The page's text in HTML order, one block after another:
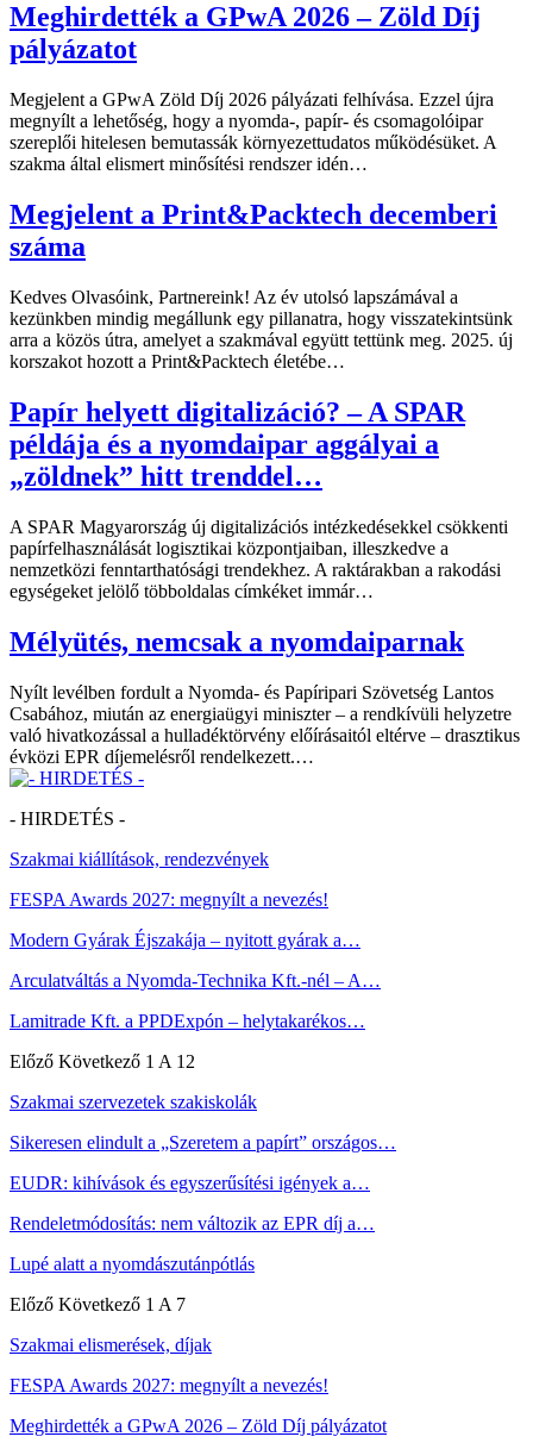
Meghirdették a GPwA 2026 – Zöld Díj
pályázatot
Megjelent a GPwA Zöld Díj 2026 pályázati felhívása. Ezzel újra
megnyílt a lehetőség, hogy a nyomda-, papír- és csomagolóipar
szereplői hitelesen bemutassák környezettudatos működésüket. A
szakma által elismert minősítési rendszer idén…
Megjelent a Print&Packtech decemberi
száma
Kedves Olvasóink, Partnereink! Az év utolsó lapszámával a
kezünkben mindig megállunk egy pillanatra, hogy visszatekintsünk
arra a közös útra, amelyet a szakmával együtt tettünk meg. 2025. új
korszakot hozott a Print&Packtech életébe…
Papír helyett digitalizáció? – A SPAR
példája és a nyomdaipar aggályai a
„zöldnek” hitt trenddel…
A SPAR Magyarország új digitalizációs intézkedésekkel csökkenti
papírfelhasználását logisztikai központjaiban, illeszkedve a
nemzetközi fenntarthatósági trendekhez. A raktárakban a rakodási
egységeket jelölő többoldalas címkéket immár…
Mélyütés, nemcsak a nyomdaiparnak
Nyílt levélben fordult a Nyomda- és Papíripari Szövetség Lantos
Csabához, miután az energiaügyi miniszter – a rendkívüli helyzetre
való hivatkozással a hulladéktörvény előírásaitól eltérve – drasztikus
évközi EPR díjemelésről rendelkezett.…
- HIRDETÉS -
Szakmai kiállítások, rendezvények
FESPA Awards 2027: megnyílt a nevezés!
Modern Gyárak Éjszakája – nyitott gyárak a…
Arculatváltás a Nyomda-Technika Kft.-nél – A…
Lamitrade Kft. a PPDExpón – helytakarékos…
Előző Következő 1 A 12
Szakmai szervezetek szakiskolák
Sikeresen elindult a „Szeretem a papírt” országos…
EUDR: kihívások és egyszerűsítési igények a…
Rendeletmódosítás: nem változik az EPR díj a…
Lupé alatt a nyomdászutánpótlás
Előző Következő 1 A 7
Szakmai elismerések, díjak
FESPA Awards 2027: megnyílt a nevezés!
Meghirdették a GPwA 2026 – Zöld Díj pályázatot